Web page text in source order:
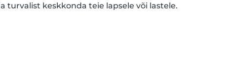
keskkonda teie lapsele või lastele.